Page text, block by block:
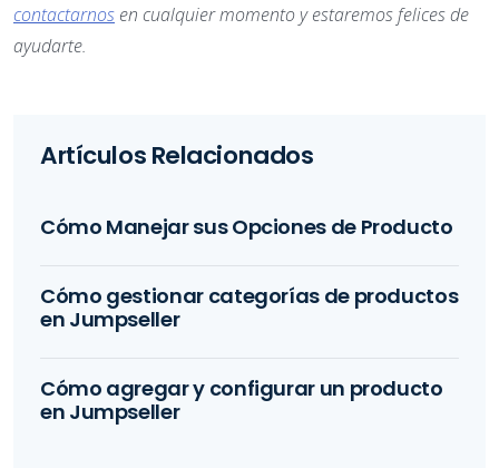
contactarnos en cualquier momento y estaremos felices de
ayudarte.
Artículos Relacionados
Cómo Manejar sus Opciones de Producto
Cómo gestionar categorías de productos
en Jumpseller
Cómo agregar y configurar un producto
en Jumpseller